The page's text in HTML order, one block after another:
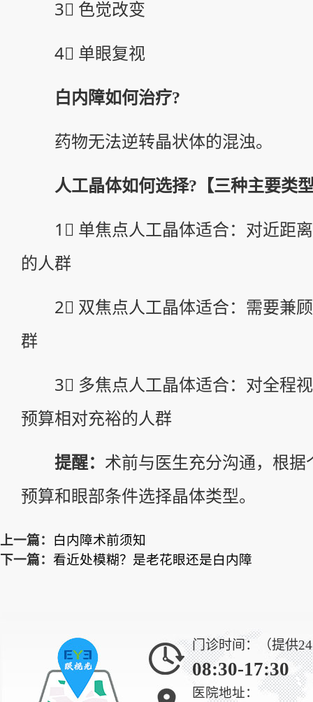
3⃣ 色觉改变
4⃣ 单眼复视
白内障如何治疗?
药物无法逆转晶状体的混浊。
人工晶体如何选择?【三种主要类
1⃣ 单焦点人工晶体适合：对近距离
的人群
2⃣ 双焦点人工晶体适合：需要兼顾
群
3⃣ 多焦点人工晶体适合：对全程视
预算相对充裕的人群
提醒： 术前与医生充分沟通，根据
预算和眼部条件选择晶体类型。
上一篇： 白内障术前须知
下一篇： 看近处模糊？是老花眼还是白内障
门诊时间：（提供
08:30-17:30
医院地址：